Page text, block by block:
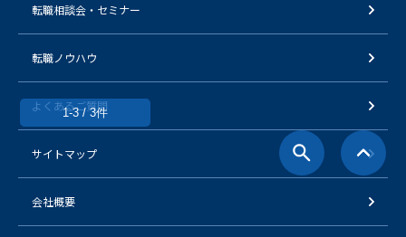
1-3 / 3件
転職相談会・セミナー
転職ノウハウ
よくあるご質問
サイトマップ
会社概要